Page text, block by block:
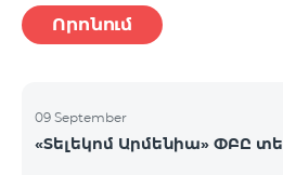
Որոնում
09 September
«Տելեկոմ Արմենիա» ՓԲԸ